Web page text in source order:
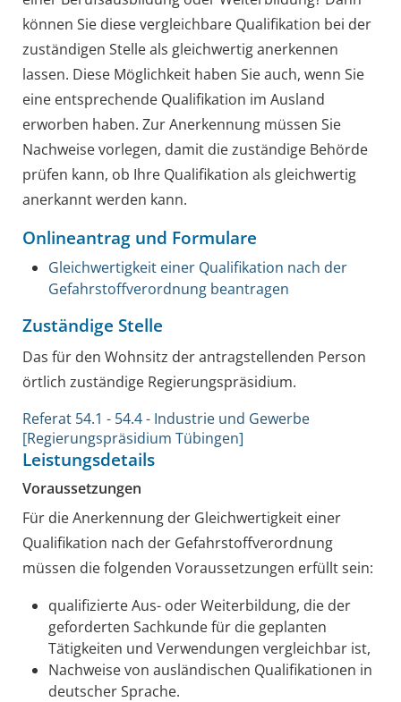
können Sie diese vergleichbare Qualifikation bei der
zuständigen Stelle als gleichwertig anerkennen
lassen. Diese Möglichkeit haben Sie auch, wenn Sie
eine entsprechende Qualifikation im Ausland
erworben haben. Zur Anerkennung müssen Sie
Nachweise vorlegen, damit die zuständige Behörde
prüfen kann, ob Ihre Qualifikation als gleichwertig
anerkannt werden kann.
Onlineantrag und Formulare
Gleichwertigkeit einer Qualifikation nach der
Gefahrstoffverordnung beantragen
Zuständige Stelle
Das für den Wohnsitz der antragstellenden Person
örtlich zuständige Regierungspräsidium.
Referat 54.1 - 54.4 - Industrie und Gewerbe
[Regierungspräsidium Tübingen]
Leistungsdetails
Voraussetzungen
Für die Anerkennung der Gleichwertigkeit einer
Qualifikation nach der Gefahrstoffverordnung
müssen die folgenden Voraussetzungen erfüllt sein:
qualifizierte Aus- oder Weiterbildung, die der
geforderten Sachkunde für die geplanten
Tätigkeiten und Verwendungen vergleichbar ist,
Nachweise von ausländischen Qualifikationen in
deutscher Sprache.